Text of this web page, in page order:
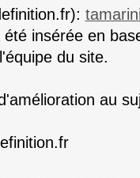
insérée en
du site.
au